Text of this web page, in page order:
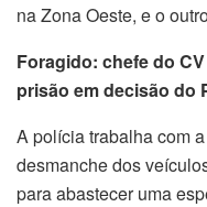
panel
panel
panel
na Zona Oeste, e o
Foragido: chefe do
prisão em decisão do
A polícia trabalha com
desmanche dos
para abastecer uma